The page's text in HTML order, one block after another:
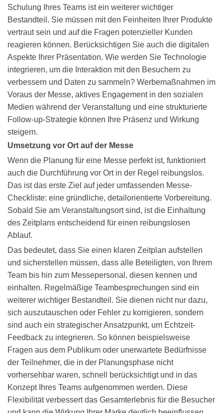
Schulung Ihres Teams ist ein weiterer wichtiger
Bestandteil. Sie müssen mit den Feinheiten Ihrer Produkte
vertraut sein und auf die Fragen potenzieller Kunden
reagieren können. Berücksichtigen Sie auch die digitalen
Aspekte Ihrer Präsentation. Wie werden Sie Technologie
integrieren, um die Interaktion mit den Besuchern zu
verbessern und Daten zu sammeln? Werbemaßnahmen im
Voraus der Messe, aktives Engagement in den sozialen
Medien während der Veranstaltung und eine strukturierte
Follow-up-Strategie können Ihre Präsenz und Wirkung
steigern.
Umsetzung vor Ort auf der Messe
Wenn die Planung für eine Messe perfekt ist, funktioniert
auch die Durchführung vor Ort in der Regel reibungslos.
Das ist das erste Ziel auf jeder umfassenden Messe-
Checkliste: eine gründliche, detailorientierte Vorbereitung.
Sobald Sie am Veranstaltungsort sind, ist die Einhaltung
des Zeitplans entscheidend für einen reibungslosen
Ablauf.
Das bedeutet, dass Sie einen klaren Zeitplan aufstellen
und sicherstellen müssen, dass alle Beteiligten, von Ihrem
Team bis hin zum Messepersonal, diesen kennen und
einhalten. Regelmäßige Teambesprechungen sind ein
weiterer wichtiger Bestandteil. Sie dienen nicht nur dazu,
sich auszutauschen oder Fehler zu korrigieren, sondern
sind auch ein strategischer Ansatzpunkt, um Echtzeit-
Feedback zu integrieren. So können beispielsweise
Fragen aus dem Publikum oder unerwartete Bedürfnisse
der Teilnehmer, die in der Planungsphase nicht
vorhersehbar waren, schnell berücksichtigt und in das
Konzept Ihres Teams aufgenommen werden. Diese
Flexibilität verbessert das Gesamterlebnis für die Besucher